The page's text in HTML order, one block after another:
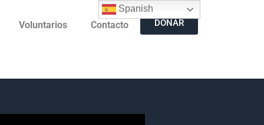
DONAR
Voluntarios Contacto
Spanish